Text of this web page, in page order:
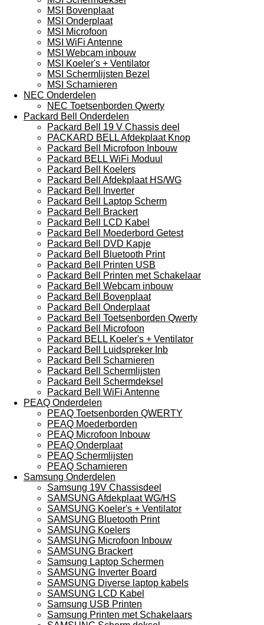
MSI Bovenplaat
MSI Onderplaat
MSI Microfoon
MSI WiFi Antenne
MSI Webcam inbouw
MSI Koeler's + Ventilator
MSI Schermlijsten Bezel
MSI Scharnieren
NEC Onderdelen
NEC Toetsenborden Qwerty
Packard Bell Onderdelen
Packard Bell 19 V Chassis deel
PACKARD BELL Afdekplaat Knop
Packard Bell Microfoon Inbouw
Packard BELL WiFi Moduul
Packard Bell Koelers
Packard Bell Afdekplaat HS/WG
Packard Bell Inverter
Packard Bell Laptop Scherm
Packard Bell Brackert
Packard Bell LCD Kabel
Packard Bell Moederbord Getest
Packard Bell DVD Kapje
Packard Bell Bluetooth Print
Packard Bell Printen USB
Packard Bell Printen met Schakelaar
Packard Bell Webcam inbouw
Packard Bell Bovenplaat
Packard Bell Onderplaat
Packard Bell Toetsenborden Qwerty
Packard Bell Microfoon
Packard BELL Koeler's + Ventilator
Packard Bell Luidspreker Inb
Packard Bell Scharnieren
Packard Bell Schermlijsten
Packard Bell Schermdeksel
Packard Bell WiFi Antenne
PEAQ Onderdelen
PEAQ Toetsenborden QWERTY
PEAQ Moederborden
PEAQ Microfoon Inbouw
PEAQ Onderplaat
PEAQ Schermlijsten
PEAQ Scharnieren
Samsung Onderdelen
Samsung 19V Chassisdeel
SAMSUNG Afdekplaat WG/HS
SAMSUNG Koeler's + Ventilator
SAMSUNG Bluetooth Print
SAMSUNG Koelers
SAMSUNG Microfoon Inbouw
SAMSUNG Brackert
Samsung Laptop Schermen
SAMSUNG Inverter Board
SAMSUNG Diverse laptop kabels
SAMSUNG LCD Kabel
Samsung USB Printen
Samsung Printen met Schakelaars